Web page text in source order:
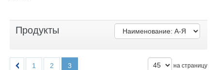
Продукты
1 2 3 на страницу